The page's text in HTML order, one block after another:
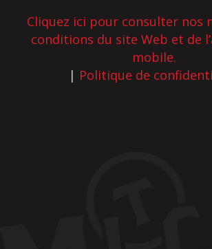
Cliquez ici pour consulter nos
conditions du site Web et de
mobile.
| Politique de